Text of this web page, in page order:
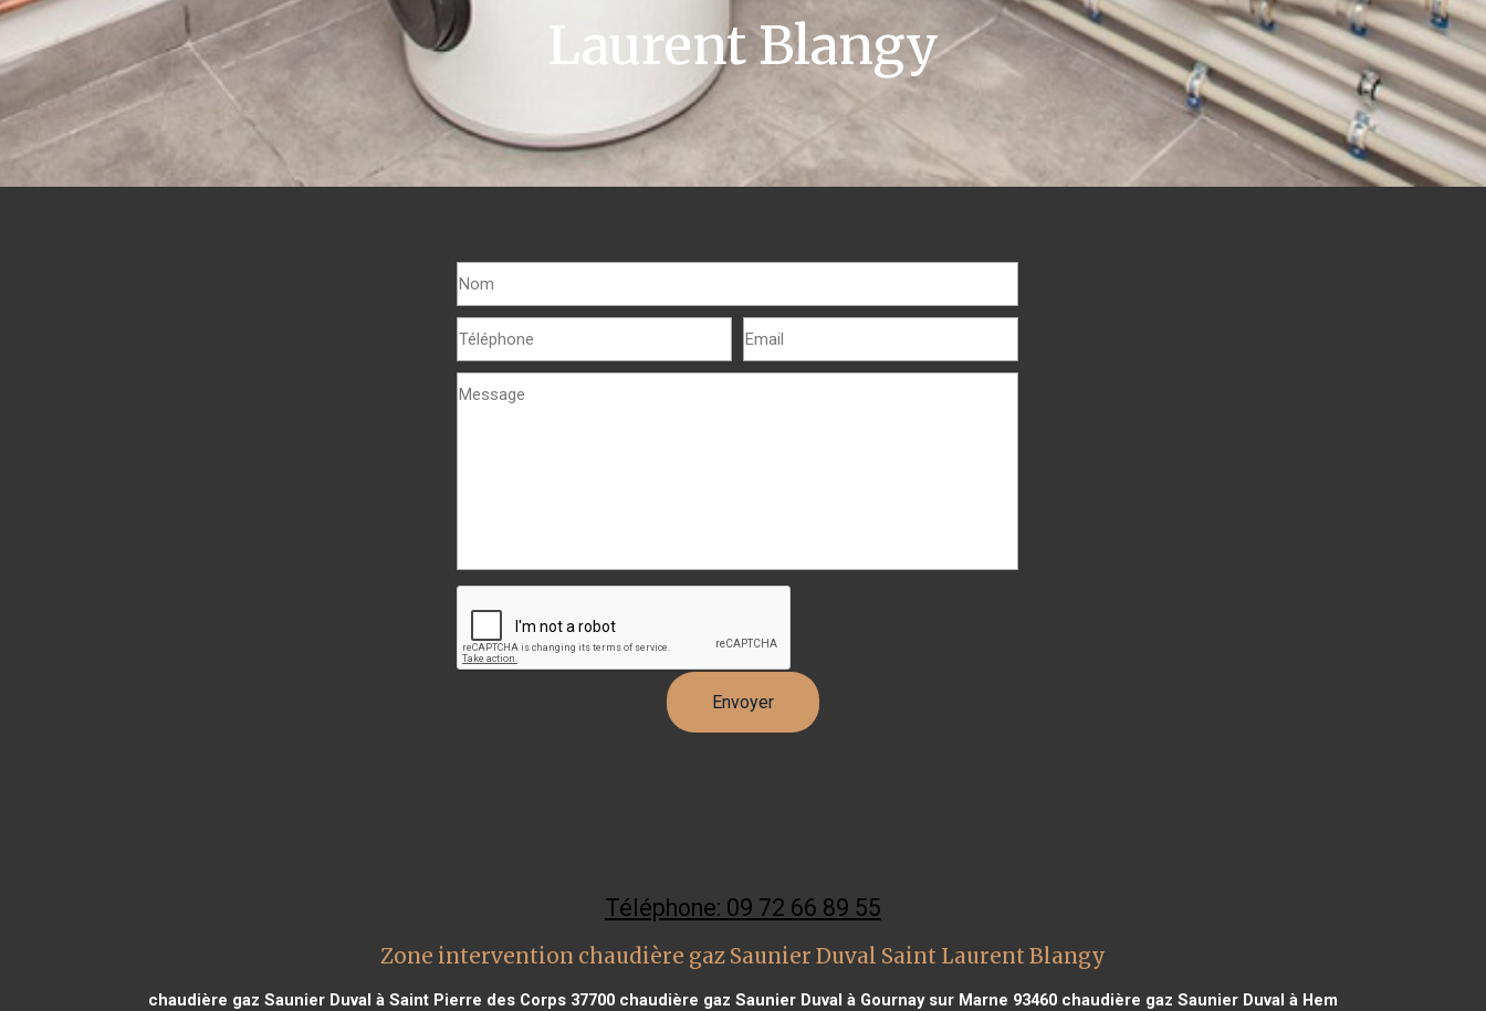
Laurent Blangy
Téléphone: 09 72 66 89 55
Zone intervention chaudière gaz Saunier Duval Saint Laurent Blangy
chaudière gaz Saunier Duval à Saint Pierre des Corps 37700 chaudière gaz Saunier Duval à Gournay sur Marne 93460 chaudière gaz Saunier Duval à Hem